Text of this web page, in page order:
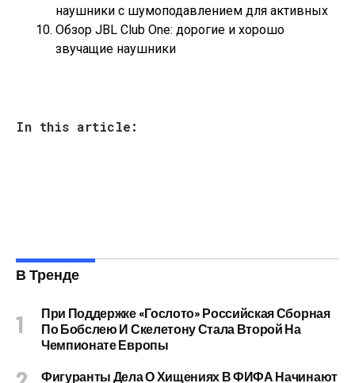
наушники с шумоподавлением для активных
Обзор JBL Club One: дорогие и хорошо
звучащие наушники
In this article:
В Тренде
При Поддержке «Гослото» Российская Сборная
По Бобслею И Скелетону Стала Второй На
Чемпионате Европы
Фигуранты Дела О Хищениях В ФИФА Начинают